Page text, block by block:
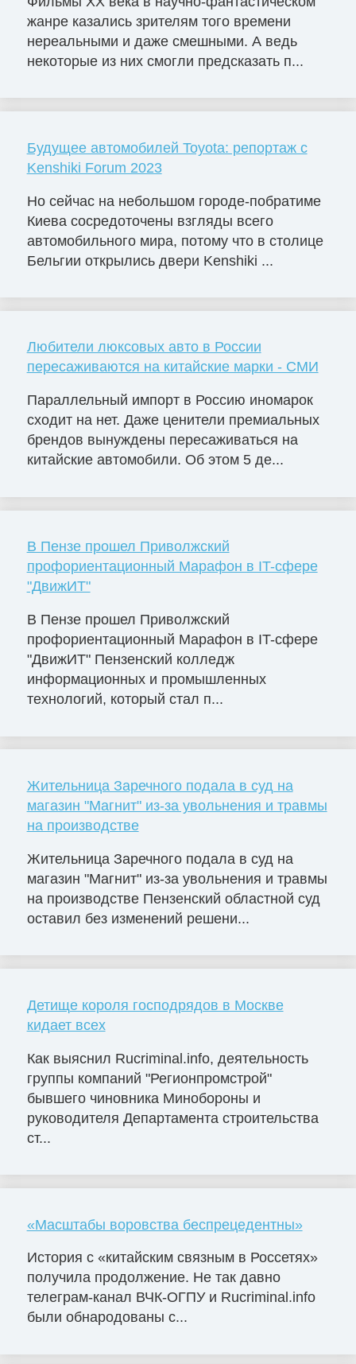
жанре казались зрителям того времени
нереальными и даже смешными. А ведь
некоторые из них смогли предсказать п...
Будущее автомобилей Toyota: репортаж с
Kenshiki Forum 2023
Но сейчас на небольшом городе-побратиме
Киева сосредоточены взгляды всего
автомобильного мира, потому что в столице
Бельгии открылись двери Kenshiki ...
Любители люксовых авто в России
пересаживаются на китайские марки - СМИ
Параллельный импорт в Россию иномарок
сходит на нет. Даже ценители премиальных
брендов вынуждены пересаживаться на
китайские автомобили. Об этом 5 де...
В Пензе прошел Приволжский
профориентационный Марафон в IT-сфере
"ДвижИТ"
В Пензе прошел Приволжский
профориентационный Марафон в IT-сфере
"ДвижИТ" Пензенский колледж
информационных и промышленных
технологий, который стал п...
Жительница Заречного подала в суд на
магазин "Магнит" из-за увольнения и травмы
на производстве
Жительница Заречного подала в суд на
магазин "Магнит" из-за увольнения и травмы
на производстве Пензенский областной суд
оставил без изменений решени...
Детище короля господрядов в Москве
кидает всех
Как выяснил Rucriminal.info, деятельность
группы компаний "Регионпромстрой"
бывшего чиновника Минобороны и
руководителя Департамента строительства
ст...
«Масштабы воровства беспрецедентны»
История с «китайским связным в Россетях»
получила продолжение. Не так давно
телеграм-канал ВЧК-ОГПУ и Rucriminal.info
были обнародованы с...